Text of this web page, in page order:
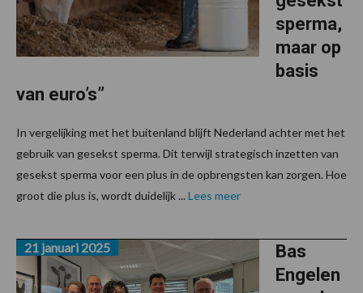
sperma,
maar op
basis
van euro’s”
In vergelijking met het buitenland blijft Nederland achter met het
gebruik van gesekst sperma. Dit terwijl strategisch inzetten van
gesekst sperma voor een plus in de opbrengsten kan zorgen. Hoe
groot die plus is, wordt duidelijk ... Lees meer
Bas
Engelen
21 januari 2025